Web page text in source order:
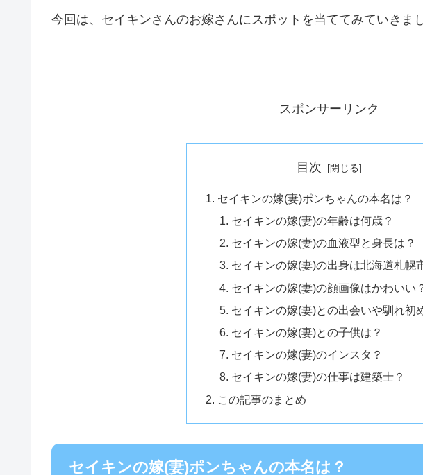
今回は、セイキンさんのお嫁さんにスポットを当ててみていきま
スポンサーリンク
目次
セイキンの嫁(妻)ポンちゃんの本名は？
セイキンの嫁(妻)の年齢は何歳？
セイキンの嫁(妻)の血液型と身長は？
セイキンの嫁(妻)の出身は北海道札幌
セイキンの嫁(妻)の顔画像はかわいい
セイキンの嫁(妻)との出会いや馴れ初
セイキンの嫁(妻)との子供は？
セイキンの嫁(妻)のインスタ？
セイキンの嫁(妻)の仕事は建築士？
この記事のまとめ
セイキンの嫁(妻)ポンちゃんの本名は？